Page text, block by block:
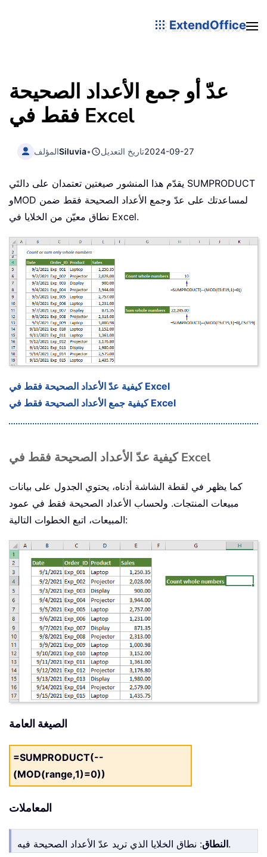
ExtendOffice
عدّ أو جمع الأعداد الصحيحة
فقط في Excel
المؤلفSiluvia• تاريخ التعديل2024-09-27
يقدّم هذا المنشور صيغتين تعتمدان على دالتَي SUMPRODUCT
وMOD لمساعدتك على عدّ وجمع الأعداد الصحيحة فقط ضمن
نطاق معيّن من الخلايا في Excel.
كيفية عدّ الأعداد الصحيحة فقط في Excel
كيفية جمع الأعداد الصحيحة فقط في Excel
كيفية عدّ الأعداد الصحيحة فقط في Excel
كما يظهر في لقطة الشاشة أدناه، يحتوي الجدول على بيانات
مبيعات المنتجات. ولحساب الأعداد الصحيحة فقط في عمود
المبيعات، اتبع الخطوات التالية:
الصيغة العامة
=SUMPRODUCT(--
(MOD(range,1)=0))
المعاملات
النطاق: نطاق الخلايا الذي تريد عدّ الأعداد الصحيحة فيه.